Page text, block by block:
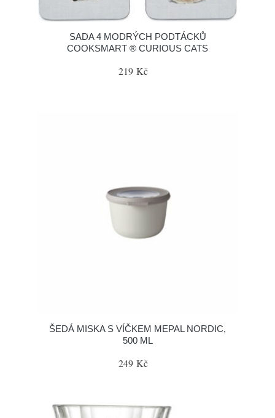
SADA 4 MODRÝCH PODTÁCKŮ
COOKSMART ® CURIOUS CATS
219 Kč
ŠEDÁ MISKA S VÍČKEM MEPAL NORDIC,
500 ML
249 Kč